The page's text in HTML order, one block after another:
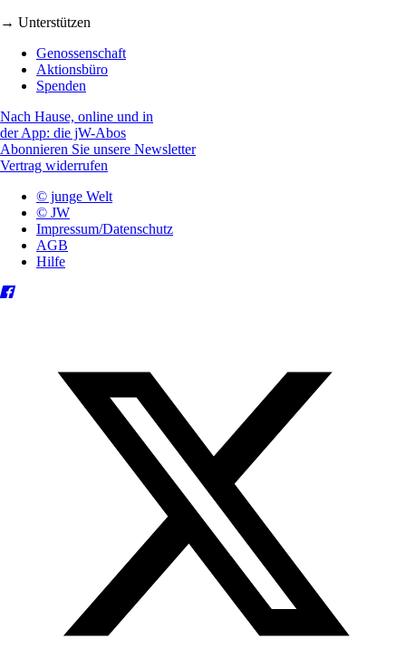
→ Unterstützen
Genossenschaft
Aktionsbüro
Spenden
Nach Hause, online und in
der App: die jW-Abos
Abonnieren Sie unsere Newsletter
Vertrag widerrufen
© junge Welt
© JW
Impressum/Datenschutz
AGB
Hilfe